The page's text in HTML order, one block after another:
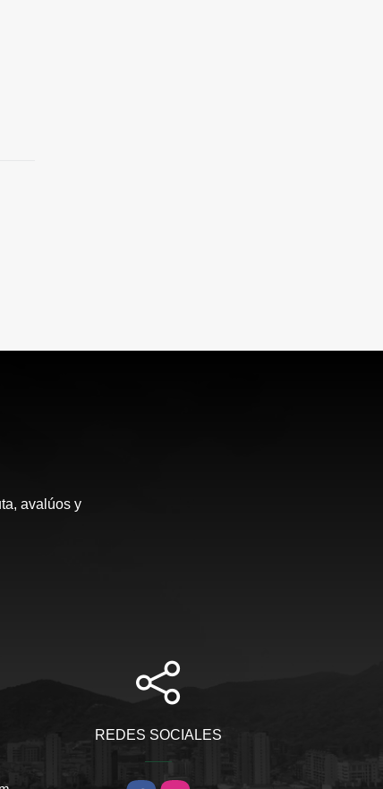
avalúos y
REDES SOCIALES